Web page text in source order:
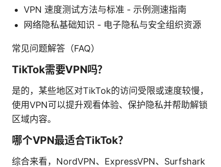
VPN 速度测试方法与标准 - 示例测速指南
网络隐私基础知识 - 电子隐私与安全组织资源
常见问题解答（FAQ）
TikTok需要VPN吗？
是的，某些地区对TikTok的访问受限或速度较慢，
使用VPN可以提升观看体验、保护隐私并帮助解锁
区域内容。
哪个VPN最适合TikTok？
综合来看，NordVPN、ExpressVPN、Surfshark